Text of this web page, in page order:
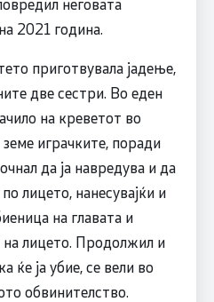
2021 година.
приготвувала јадење,
две сестри. Во еден
на креветот во
играчките, поради
да ја навредува и да
лицето, нанесувајќи и
на главата и
лицето. Продолжил и
ќе ја убие, се вели во
обвинителство.